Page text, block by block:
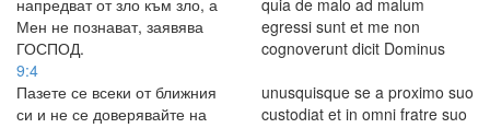
напредват от зло към зло, а
Мен не познават, заявява
ГОСПОД.
quia de malo ad malum
egressi sunt et me non
cognoverunt dicit Dominus
9:4
Пазете се всеки от ближния
си и не се доверявайте на
unusquisque se a proximo suo
custodiat et in omni fratre suo